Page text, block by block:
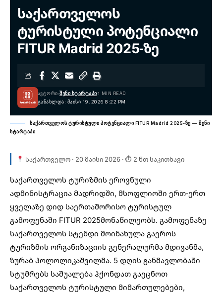
საქართველოს
ტურისტული პოტენციალი
FITUR Madrid 2025-ზე
ᲒᲐᲜᲐᲮᲚᲓᲐ: ᲛᲐᲘᲡᲘ 19, 2026 8:22 PM
ᲐᲕᲢᲝᲠᲘ:ᲨᲔᲜᲘ ᲡᲢᲐᲠᲢᲐᲞᲘ1 MIN READ
საქართველოს ტურისტული პოტენციალი FITUR Madrid 2025-ზე — შენი
სტარტაპი
საქართველო · 20 მაისი 2026 · ⏱ 2 წთ საკითხავი
საქართველოს ტურიზმის ეროვნული
ადმინისტრაცია მადრიდში, მსოფლიოში ერთ-ერთ
ყველაზე დიდ საერთაშორისო ტურისტულ
გამოფენაში FITUR 2025მონაწილეობს. გამოფენაზე
საქართველოს სტენდი მოინახულა გაეროს
ტურიზმის ორგანიზაციის გენერალურმა მდივანმა,
ზურაბ პოლოლიკაშვილმა. 5 დღის განმავლობაში
სტუმრებს საშუალება ჰქონდათ გაეცნოთ
საქართველოს ტურისტული მიმართულებები,